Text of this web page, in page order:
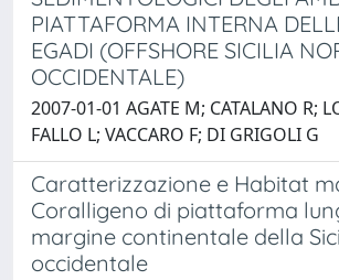
PIATTAFORMA INTERNA
EGADI (OFFSHORE SICILIA
OCCIDENTALE)
2007-01-01 AGATE M; CATALANO R;
FALLO L; VACCARO F; DI GRIGOLI G
Caratterizzazione e Habitat
Coralligeno di piattaforma
margine continentale della
occidentale